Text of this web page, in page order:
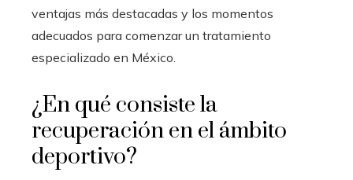
ventajas más destacadas y los momentos
adecuados para comenzar un tratamiento
especializado en México.
¿En qué consiste la
recuperación en el ámbito
deportivo?